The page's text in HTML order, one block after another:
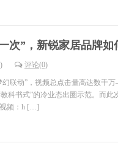
次”，新锐家居品牌如
评论(0)
幻联动”，视频总点击量高达数千
科书式”的冷业态出圈示范。而此
频：h […]